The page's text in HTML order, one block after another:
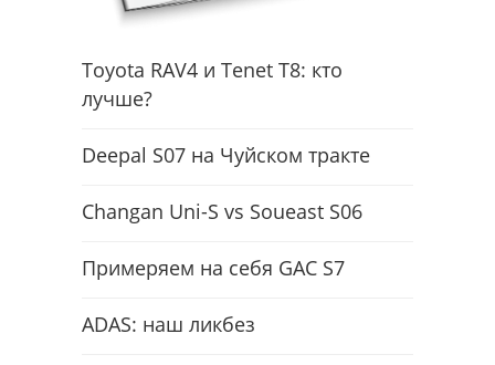
Toyota RAV4 и Tenet T8: кто
лучше?
Deepal S07 на Чуйском тракте
Changan Uni-S vs Soueast S06
Примеряем на себя GAC S7
ADAS: наш ликбез